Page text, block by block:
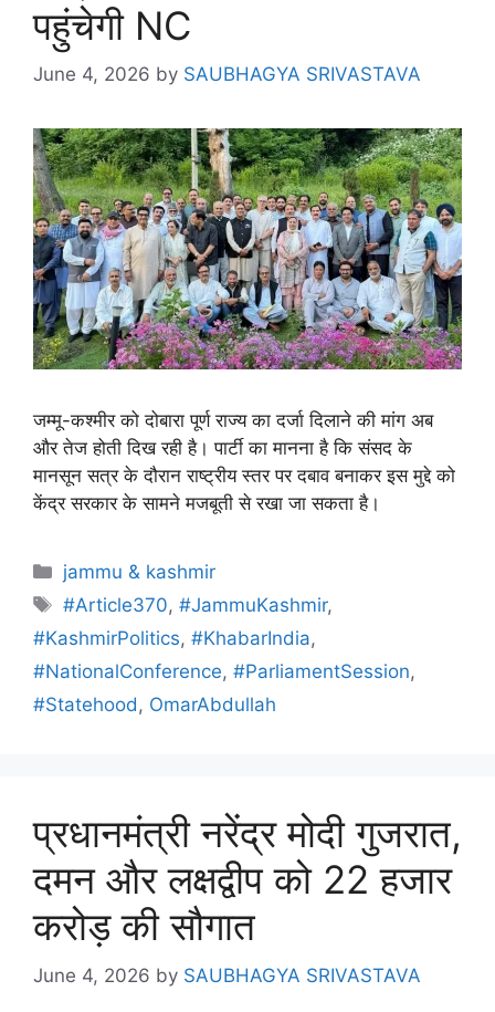
पहुंचेगी NC
June 4, 2026 by SAUBHAGYA SRIVASTAVA
जम्मू-कश्मीर को दोबारा पूर्ण राज्य का दर्जा दिलाने की मांग अब
और तेज होती दिख रही है। पार्टी का मानना है कि संसद के
मानसून सत्र के दौरान राष्ट्रीय स्तर पर दबाव बनाकर इस मुद्दे को
केंद्र सरकार के सामने मजबूती से रखा जा सकता है।
jammu & kashmir
#Article370,#JammuKashmir,
#KashmirPolitics, #KhabarIndia,
#NationalConference, #ParliamentSession,
#Statehood, OmarAbdullah
प्रधानमंत्री नरेंद्र मोदी गुजरात,
दमन और लक्षद्वीप को 22 हजार
करोड़ की सौगात
June 4, 2026 by SAUBHAGYA SRIVASTAVA